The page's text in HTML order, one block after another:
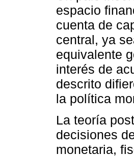
espacio
cuenta de
central, ya
equivalente
interés de
descrito
la política
La teoría
decisiones
monetaria,